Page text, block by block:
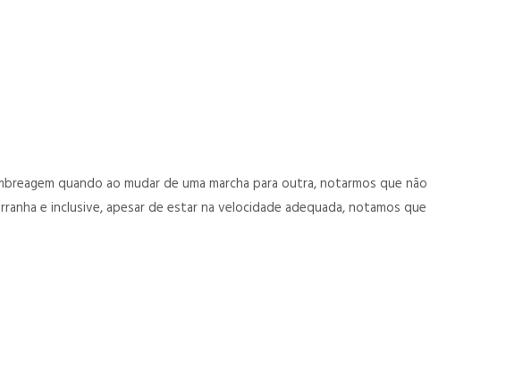
quando ao mudar de uma marcha para outra, notarmos que não
e inclusive, apesar de estar na velocidade adequada, notamos que